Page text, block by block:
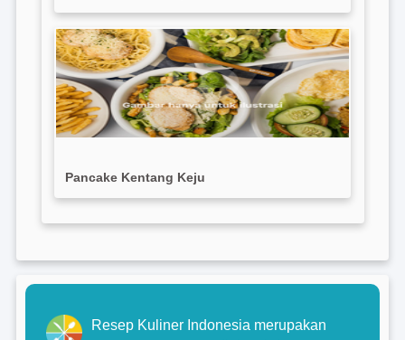
Pancake Kentang Keju
Resep Kuliner Indonesia merupakan